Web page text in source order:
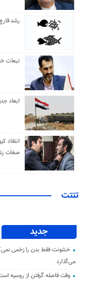
رشد
تبعات
ابعاد
انتقاد
صفات
تتتت
جدید
خشونت فقط بدن را زخمی
می‌گذارد
وقت فاصله گرفتن از روسیه